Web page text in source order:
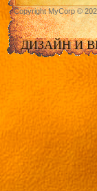
Copyright MyCorp ©
ДИЗАЙН И